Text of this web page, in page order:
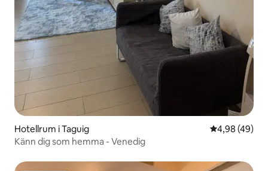
Hotellrum i Taguig 4,98 av 5 i
4,98 (49)
Känn dig som hemma - Venedig